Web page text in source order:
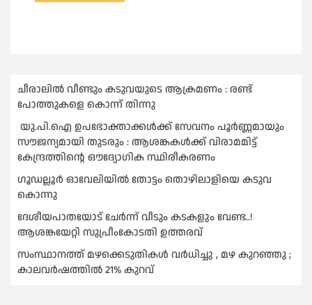
ചീരാലിൽ വീണ്ടും കടുവയുടെ ആക്രമണം : രണ്ട്
പോത്തുകളെ കൊന്ന് തിന്നു
യു.പി.ഐ ഉപഭോക്താക്കള്‍ക്ക് സേവനം പൂര്‍ണ്ണമായും
സൗജന്യമായി തുടരും : ആശങ്കകള്‍ക്ക് വിരാമമിട്ട്
കേന്ദ്രത്തിന്റെ ഔദ്യോഗിക സ്ഥിരീകരണം
ഗൂഡല്ലൂർ ഓവേലിയിൽ തോട്ടം തൊഴിലാളിയെ കടുവ
കൊന്നു
ദേശീയപാതയോട് ചേര്‍ന്ന് വീടും കടകളും വേണ്ട..!
ആശങ്കയേറ്റി സുപ്രീംകോടതി ഉത്തരവ്
സംസ്ഥാനത്ത് മഴക്കെടുതികള്‍ വര്‍ധിച്ചു , മഴ കുറഞ്ഞു ;
കാലവര്‍ഷത്തില്‍ 21% കുറവ്